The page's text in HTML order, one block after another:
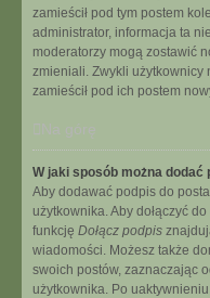
zamieścił pod tym postem
administrator, informacja ta
moderatorzy mogą zostawić
zmieniali. Zwykli użytkownicy
zamieścił pod ich postem
Na górę
W jaki sposób można dodać
Aby dodawać podpis do
użytkownika. Aby dołączyć
funkcję Dołącz podpis
wiadomości. Możesz także
swoich postów, zaznaczając
użytkownika. Po